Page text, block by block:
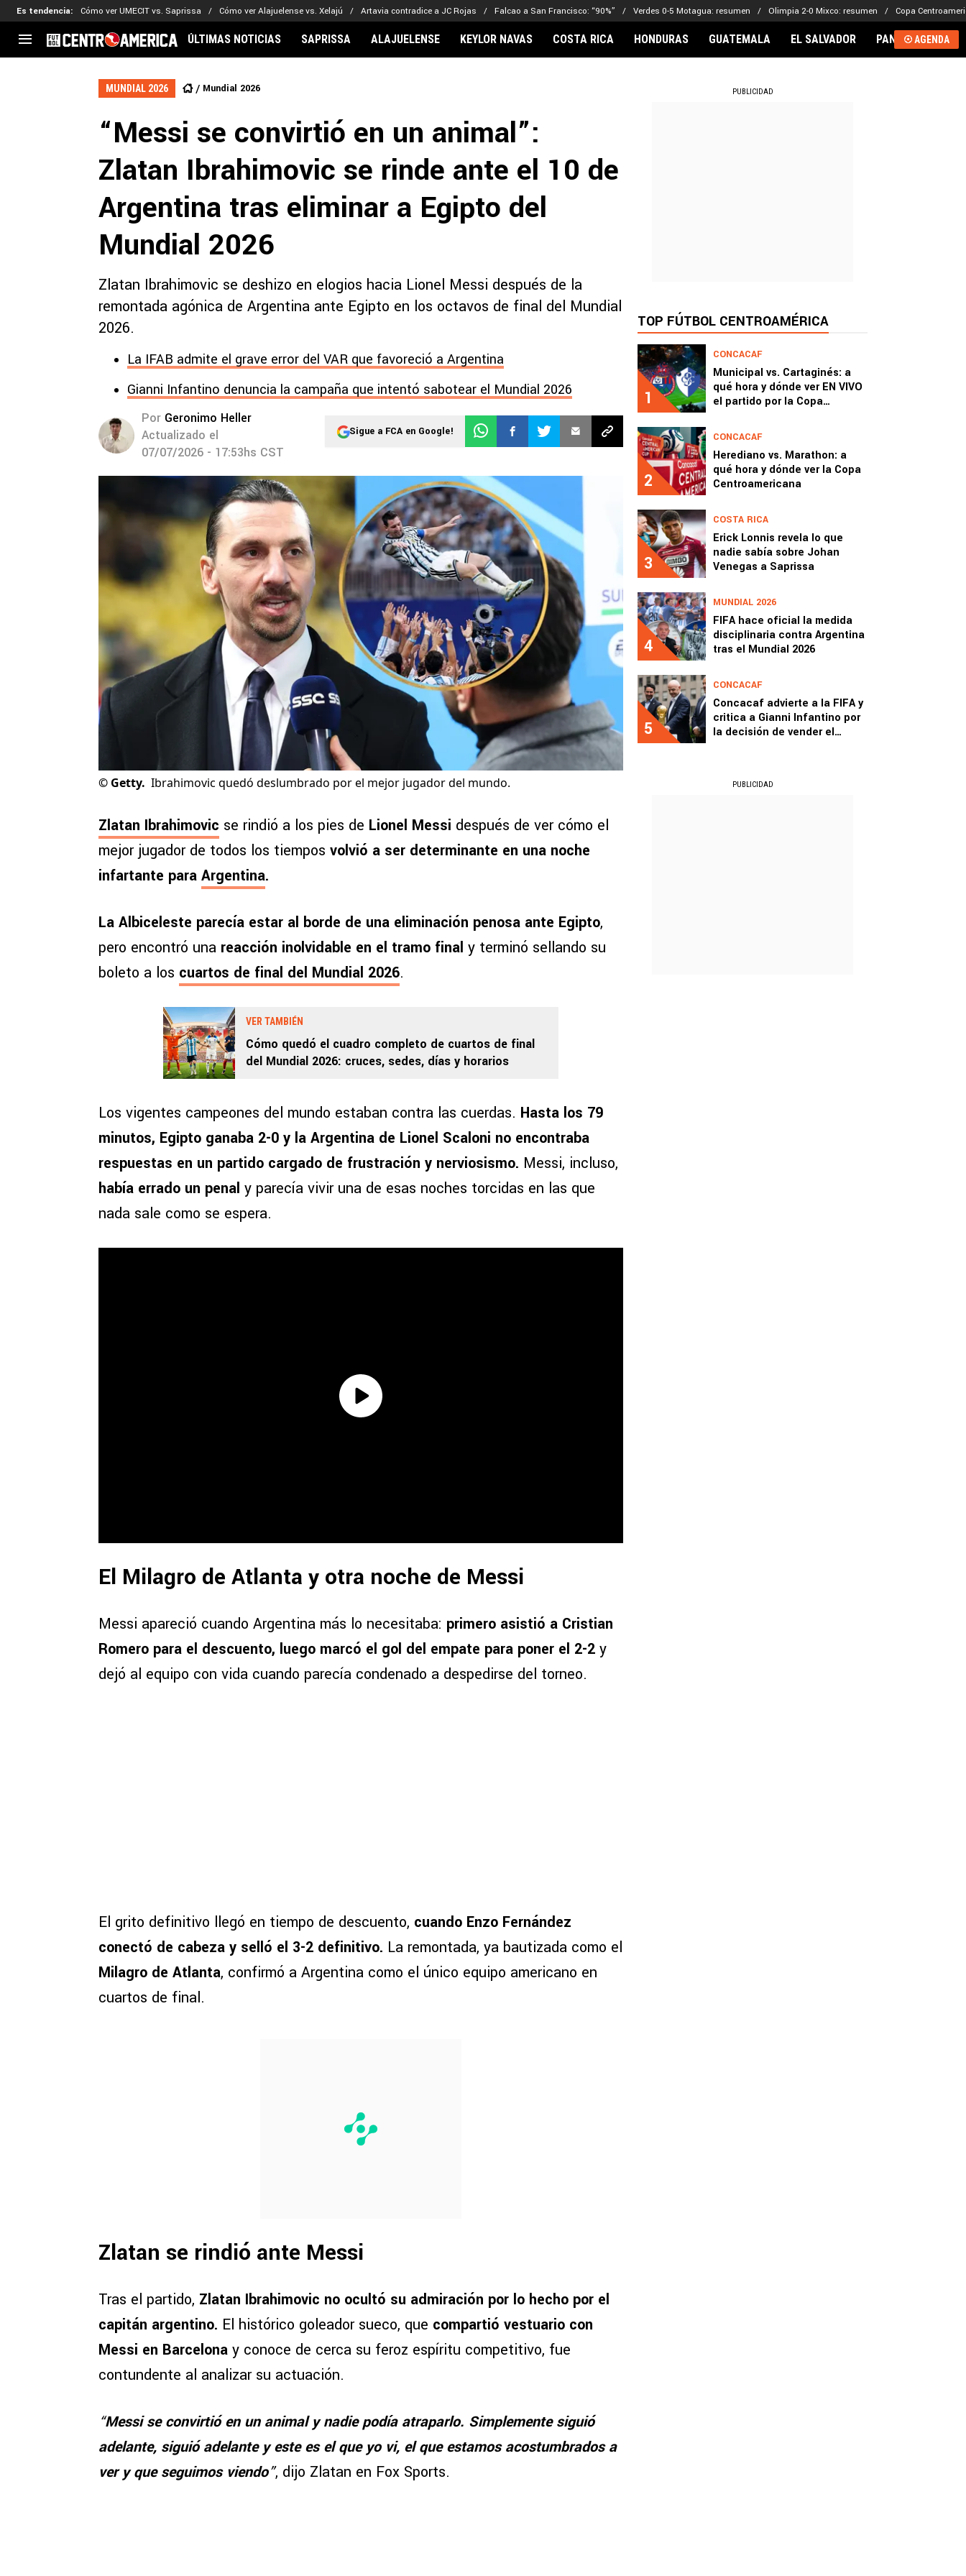
Es tendencia: Cómo ver UMECIT vs. Saprissa Cómo ver Alajuelense vs. Xelajú Artavia contradice a JC Rojas Falcao a San Francisco: “90%” Verdes 0-5 Motagua: resumen Olimpia 2-0 Mixco: resumen Copa
CENTROAMÉRICA
CONCACAF
Liga de Naciones
Copa de Campeones
MLS
Kervin Arriaga
Nathaniel Méndez-Laing
Alajuelense
Comunicaciones
Olimpia
Real Madrid
ÚLTIMAS NOTICIAS SAPRISSA ALAJUELENSE KEYLOR NAVAS COSTA RICA HONDURAS GUATEMALA EL SALVADOR PANAMÁAGENDA
MUNDIAL 2026 Mundial 2026
“Messi se convirtió en un animal”:
Zlatan Ibrahimovic se rinde ante el 10 de
Argentina tras eliminar a Egipto del
Mundial 2026
Zlatan Ibrahimovic se deshizo en elogios hacia Lionel Messi después de la
remontada agónica de Argentina ante Egipto en los octavos de final del Mundial
2026.
La IFAB admite el grave error del VAR que favoreció a Argentina
Gianni Infantino denuncia la campaña que intentó sabotear el Mundial 2026
Por Geronimo Heller
Actualizado el
07/07/2026 - 17:53hs CST
Sigue a FCA en Google!
© Getty. Ibrahimovic quedó deslumbrado por el mejor jugador del mundo.
Zlatan Ibrahimovic se rindió a los pies de Lionel Messi después de ver cómo el
mejor jugador de todos los tiempos volvió a ser determinante en una noche
infartante para Argentina.
La Albiceleste parecía estar al borde de una eliminación penosa ante Egipto,
pero encontró una reacción inolvidable en el tramo final y terminó sellando su
boleto a los cuartos de final del Mundial 2026.
VER TAMBIÉN
Cómo quedó el cuadro completo de cuartos de final
del Mundial 2026: cruces, sedes, días y horarios
Los vigentes campeones del mundo estaban contra las cuerdas. Hasta los 79
minutos, Egipto ganaba 2-0 y la Argentina de Lionel Scaloni no encontraba
respuestas en un partido cargado de frustración y nerviosismo. Messi, incluso,
había errado un penal y parecía vivir una de esas noches torcidas en las que
nada sale como se espera.
El Milagro de Atlanta y otra noche de Messi
Messi apareció cuando Argentina más lo necesitaba: primero asistió a Cristian
Romero para el descuento, luego marcó el gol del empate para poner el 2-2 y
dejó al equipo con vida cuando parecía condenado a despedirse del torneo.
El grito definitivo llegó en tiempo de descuento, cuando Enzo Fernández
conectó de cabeza y selló el 3-2 definitivo. La remontada, ya bautizada como el
Milagro de Atlanta, confirmó a Argentina como el único equipo americano en
cuartos de final.
Zlatan se rindió ante Messi
Tras el partido, Zlatan Ibrahimovic no ocultó su admiración por lo hecho por el
capitán argentino. El histórico goleador sueco, que compartió vestuario con
Messi en Barcelona y conoce de cerca su feroz espíritu competitivo, fue
contundente al analizar su actuación.
“Messi se convirtió en un animal y nadie podía atraparlo. Simplemente siguió
adelante, siguió adelante y este es el que yo vi, el que estamos acostumbrados a
ver y que seguimos viendo”, dijo Zlatan en Fox Sports.
PUBLICIDAD
TOP FÚTBOL CENTROAMÉRICA
1
CONCACAF
Municipal vs. Cartaginés: a
qué hora y dónde ver EN VIVO
el partido por la Copa
2
CONCACAF
Herediano vs. Marathon: a
qué hora y dónde ver la Copa
Centroamericana
3
COSTA RICA
Erick Lonnis revela lo que
nadie sabía sobre Johan
Venegas a Saprissa
4
MUNDIAL 2026
FIFA hace oficial la medida
disciplinaria contra Argentina
tras el Mundial 2026
5
CONCACAF
Concacaf advierte a la FIFA y
critica a Gianni Infantino por
la decisión de vender el
PUBLICIDAD